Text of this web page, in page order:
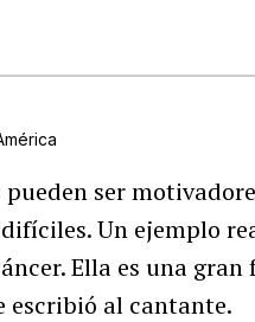
ser
Un ejemplo
Ella es una gran
escribió al cantante.